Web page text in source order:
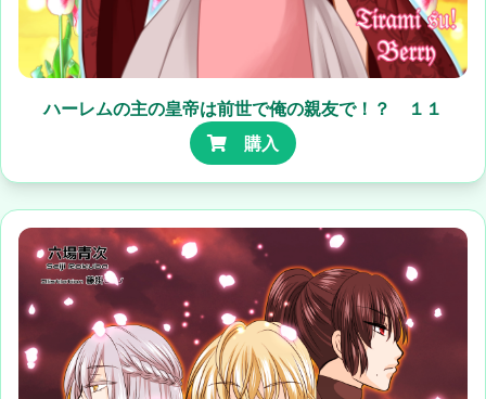
ハーレムの主の皇帝は前世で俺の親友で！？ １１
購入